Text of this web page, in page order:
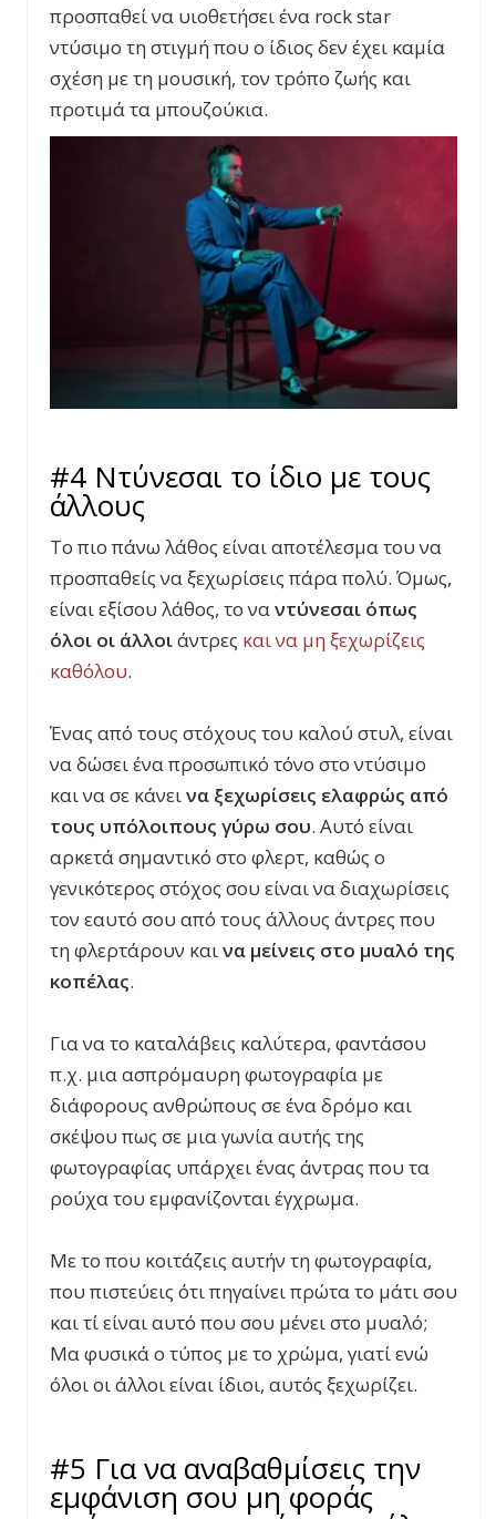
προσπαθεί να υιοθετήσει ένα rock star
ντύσιμο τη στιγμή που ο ίδιος δεν έχει καμία
σχέση με τη μουσική, τον τρόπο ζωής και
προτιμά τα μπουζούκια.
#4 Ντύνεσαι το ίδιο με τους
άλλους
Το πιο πάνω λάθος είναι αποτέλεσμα του να
προσπαθείς να ξεχωρίσεις πάρα πολύ. Όμως,
είναι εξίσου λάθος, το ναντύνεσαι όπως
όλοι οι άλλοιάντρες και να μη ξεχωρίζεις
καθόλου.
Ένας από τους στόχους του καλού στυλ, είναι
να δώσει ένα προσωπικό τόνο στο ντύσιμο
και να σε κάνεινα ξεχωρίσεις ελαφρώς από
τους υπόλοιπους γύρω σου. Αυτό είναι
αρκετά σημαντικό στο φλερτ, καθώς ο
γενικότερος στόχος σου είναι να διαχωρίσεις
τον εαυτό σου από τους άλλους άντρες που
τη φλερτάρουν καινα μείνεις στο μυαλό της
κοπέλας.
Για να το καταλάβεις καλύτερα, φαντάσου
π.χ. μια ασπρόμαυρη φωτογραφία με
διάφορους ανθρώπους σε ένα δρόμο και
σκέψου πως σε μια γωνία αυτής της
φωτογραφίας υπάρχει ένας άντρας που τα
ρούχα του εμφανίζονται έγχρωμα.
Με το που κοιτάζεις αυτήν τη φωτογραφία,
που πιστεύεις ότι πηγαίνει πρώτα το μάτι σου
και τί είναι αυτό που σου μένει στο μυαλό;
Μα φυσικά ο τύπος με το χρώμα, γιατί ενώ
όλοι οι άλλοι είναι ίδιοι, αυτός ξεχωρίζει.
#5 Για να αναβαθμίσεις την
εμφάνιση σου μη φοράς